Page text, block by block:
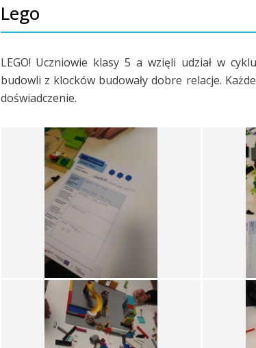
Lego
LEGO! Uczniowie klasy 5 a wzięli udział w
budowli z klocków budowały dobre relacje.
doświadczenie.